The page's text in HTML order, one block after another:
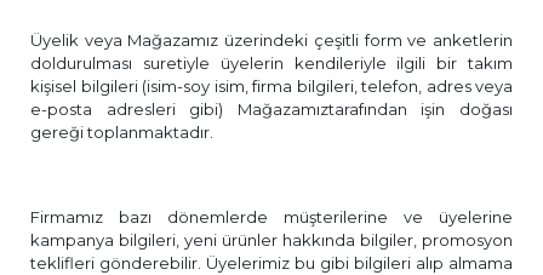
Üyelik veya Mağazamız üzerindeki çeşitli form ve anketlerin
doldurulması suretiyle üyelerin kendileriyle ilgili bir takım
kişisel bilgileri (isim-soy isim, firma bilgileri, telefon, adres veya
e-posta adresleri gibi) Mağazamıztarafından işin doğası
gereği toplanmaktadır.
Firmamız bazı dönemlerde müşterilerine ve üyelerine
kampanya bilgileri, yeni ürünler hakkında bilgiler, promosyon
teklifleri gönderebilir. Üyelerimiz bu gibi bilgileri alıp almama